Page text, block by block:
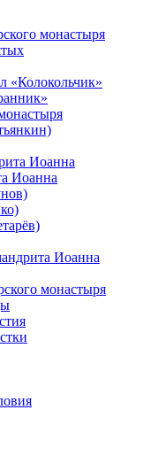
монастыря
«Колокольчик»
Иоанна
Иоанна
Иоанна
монастыря